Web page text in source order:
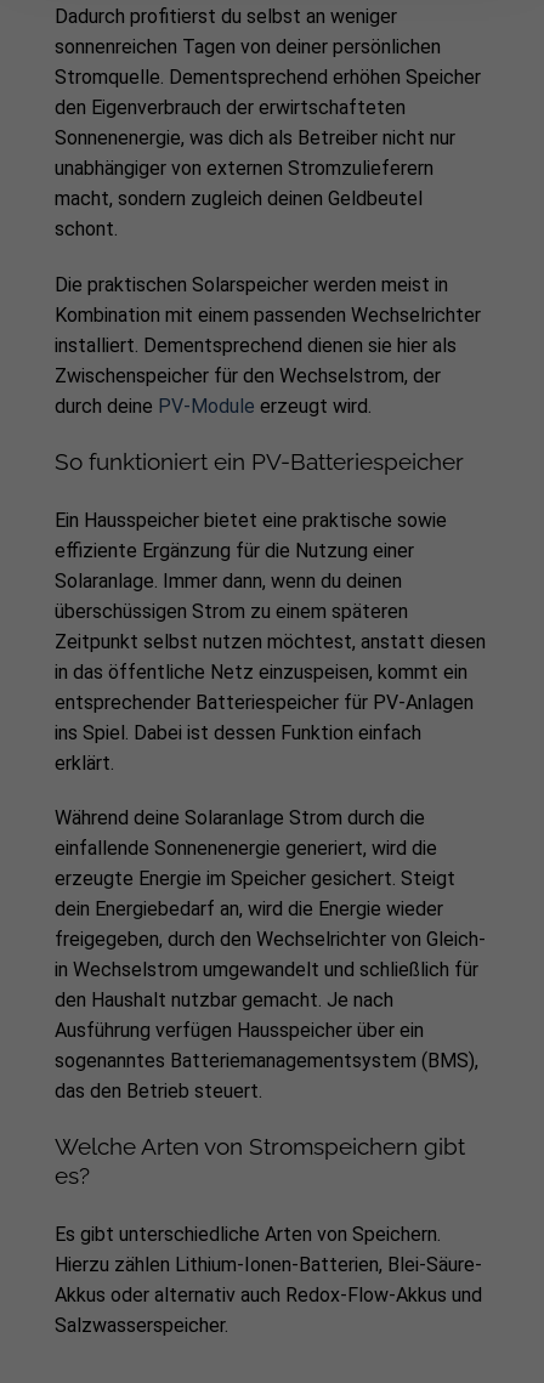
Dadurch profitierst du selbst an weniger
sonnenreichen Tagen von deiner persönlichen
Stromquelle. Dementsprechend erhöhen Speicher
den Eigenverbrauch der erwirtschafteten
Sonnenenergie, was dich als Betreiber nicht nur
unabhängiger von externen Stromzulieferern
macht, sondern zugleich deinen Geldbeutel
schont.
Die praktischen Solarspeicher werden meist in
Kombination mit einem passenden Wechselrichter
installiert. Dementsprechend dienen sie hier als
Zwischenspeicher für den Wechselstrom, der
durch deine PV-Module erzeugt wird.
So funktioniert ein PV-Batteriespeicher
Ein Hausspeicher bietet eine praktische sowie
effiziente Ergänzung für die Nutzung einer
Solaranlage. Immer dann, wenn du deinen
überschüssigen Strom zu einem späteren
Zeitpunkt selbst nutzen möchtest, anstatt diesen
in das öffentliche Netz einzuspeisen, kommt ein
entsprechender Batteriespeicher für PV-Anlagen
ins Spiel. Dabei ist dessen Funktion einfach
erklärt.
Während deine Solaranlage Strom durch die
einfallende Sonnenenergie generiert, wird die
erzeugte Energie im Speicher gesichert. Steigt
dein Energiebedarf an, wird die Energie wieder
freigegeben, durch den Wechselrichter von Gleich-
in Wechselstrom umgewandelt und schließlich für
den Haushalt nutzbar gemacht. Je nach
Ausführung verfügen Hausspeicher über ein
sogenanntes Batteriemanagementsystem (BMS),
das den Betrieb steuert.
Welche Arten von Stromspeichern gibt
es?
Es gibt unterschiedliche Arten von Speichern.
Hierzu zählen Lithium-Ionen-Batterien, Blei-Säure-
Akkus oder alternativ auch Redox-Flow-Akkus und
Salzwasserspeicher.